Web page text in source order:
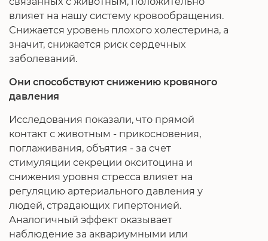
влияет на нашу систему кровообращения.
Снижается уровень плохого холестерина, а
значит, снижается риск сердечных
заболеваний.
Они способствуют снижению кровяного
давления
Исследования показали, что прямой
контакт с животным - прикосновения,
поглаживания, объятия - за счет
стимуляции секреции окситоцина и
снижения уровня стресса влияет на
регуляцию артериального давления у
людей, страдающих гипертонией.
Аналогичный эффект оказывает
наблюдение за аквариумными или